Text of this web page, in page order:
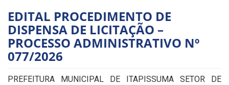
EDITAL PROCEDIMENTO DE
DISPENSA DE LICITAÇÃO –
PROCESSO ADMINISTRATIVO Nº
077/2026
PREFEITURA MUNICIPAL DE ITAPISSUMA SETOR DE